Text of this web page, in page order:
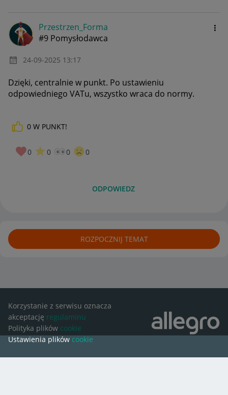
Przestrzen_Forma
#9 Pomysłodawca
‎24-09-2025 13:17
Dzięki, centralnie w punkt. Po ustawieniu
odpowiedniego VATu, wszystko wraca do normy.
0 W PUNKT!
0 0 0 0
ODPOWIEDZ
ROZPOCZNIJ TEMAT
Korzystanie z serwisu oznacza
akceptację regulaminu
Polityka plików cookie
Ustawienia plików cookie